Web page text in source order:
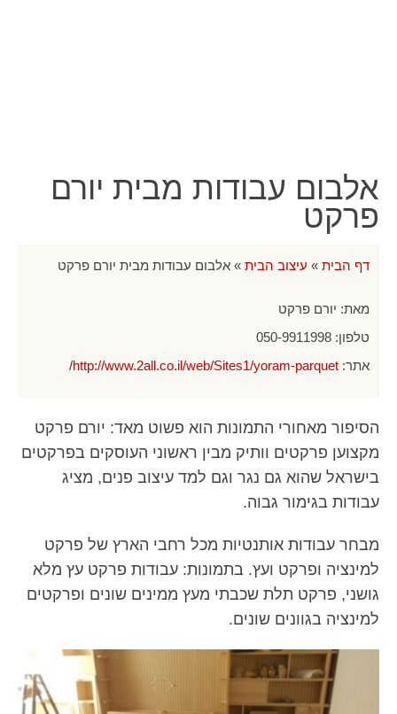
אלבום עבודות מבית יורם
פרקט
דף הבית » עיצוב הבית » אלבום עבודות מבית יורם פרקט
מאת: יורם פרקט
טלפון: 050-9911998
אתר: http://www.2all.co.il/web/Sites1/yoram-parquet/
הסיפור מאחורי התמונות הוא פשוט מאד: יורם פרקט
מקצוען פרקטים וותיק מבין ראשוני העוסקים בפרקטים
בישראל שהוא גם נגר וגם למד עיצוב פנים, מציג
עבודות בגימור גבוה.
מבחר עבודות אותנטיות מכל רחבי הארץ של פרקט
למינציה ופרקט ועץ. בתמונות: עבודות פרקט עץ מלא
גושני, פרקט תלת שכבתי מעץ ממינים שונים ופרקטים
למינציה בגוונים שונים.